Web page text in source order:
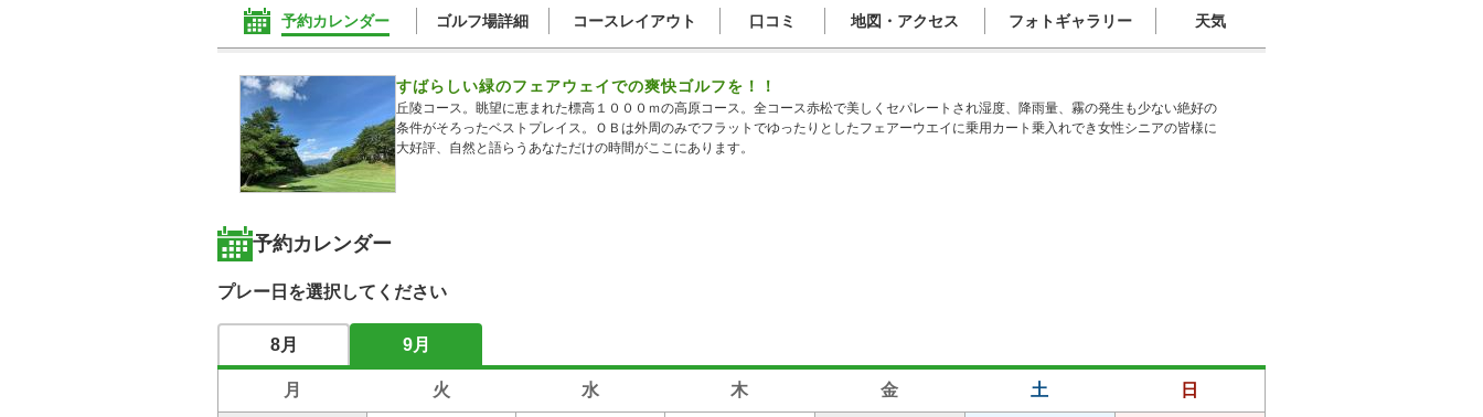
予約カレンダー ゴルフ場詳細 コースレイアウト 口コミ 地図・アクセス フォトギャラリー 天気
すばらしい緑のフェアウェイでの爽快ゴルフを！！
丘陵コース。眺望に恵まれた標高１０００ｍの高原コース。全コース赤松で美しくセパレートされ湿度、降雨量、霧の発生も少ない絶好の
条件がそろったベストプレイス。ＯＢは外周のみでフラットでゆったりとしたフェアーウエイに乗用カート乗入れでき女性シニアの皆様に
大好評、自然と語らうあなただけの時間がここにあります。
予約カレンダー
プレー日を選択してください
8月 9月
月 火 水 木 金 土 日